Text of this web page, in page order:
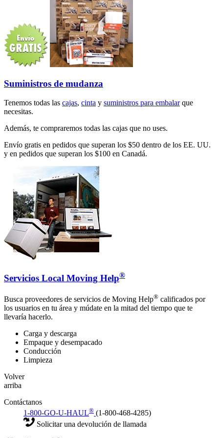
Suministros de mudanza
Tenemos todas las cajas, cinta y suministros para embalarque
necesitas.
Además, te compraremos todas las cajas que no uses.
Envío gratis en pedidos que superan los $50 dentro de los EE. UU.
y en pedidos que superan los $100 en Canadá.
Servicios Local Moving Help®
Busca proveedores de servicios de Moving Help® calificados por
los usuarios en tu área y múdate en la mitad del tiempo que te
llevaría hacerlo.
Carga y descarga
Empaque y desempacado
Conducción
Limpieza
Volver
arriba
Contáctanos
1-800-GO-U-HAUL® (1-800-468-4285)
Solicitar una devolución de llamada